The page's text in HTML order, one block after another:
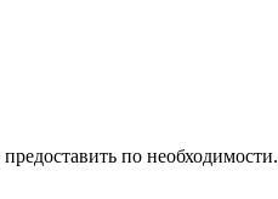
по необходимости.